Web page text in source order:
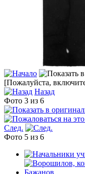
[Пожалуйста,
Назад
Фото 3 из 6
След.
Фото 5 из 6